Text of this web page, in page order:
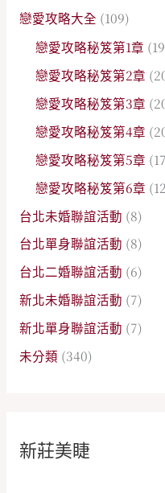
戀愛攻略大全 (109)
戀愛攻略秘笈第1章
戀愛攻略秘笈第2章
戀愛攻略秘笈第3章
戀愛攻略秘笈第4章
戀愛攻略秘笈第5章
戀愛攻略秘笈第6章
台北未婚聯誼活動 (8)
台北單身聯誼活動 (8)
台北二婚聯誼活動 (6)
新北未婚聯誼活動 (7)
新北單身聯誼活動 (7)
未分類 (340)
新莊美睫